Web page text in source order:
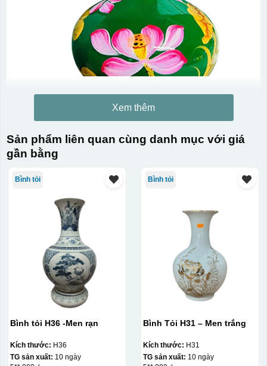
Xem thêm
Sản phẩm liên quan cùng danh mục với giá
gần bằng
Bình tỏi
Bình tỏi H36 -Men rạn
Kích thước: H36
TG sản xuất: 10 ngày
Bình tỏi
Bình Tỏi H31 – Men trắng
Kích thước: H31
TG sản xuất: 10 ngày